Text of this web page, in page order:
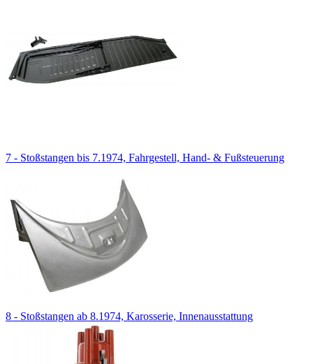
7 - Stoßstangen bis 7.1974, Fahrgestell, Hand- & Fußsteuerung
8 - Stoßstangen ab 8.1974, Karosserie, Innenausstattung